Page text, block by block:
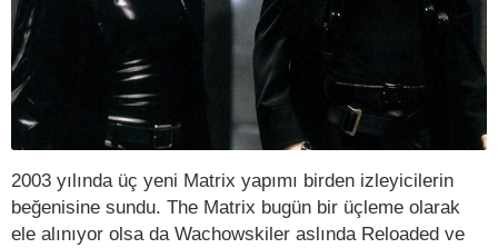
2003 yılında üç yeni Matrix yapımı birden izleyicilerin
beğenisine sundu. The Matrix bugün bir üçleme olarak
ele alınıyor olsa da Wachowskiler aslında Reloaded ve